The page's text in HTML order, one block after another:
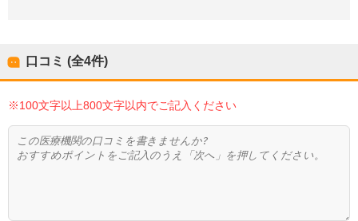
口コミ (全4件)
※100文字以上800文字以内でご記入ください